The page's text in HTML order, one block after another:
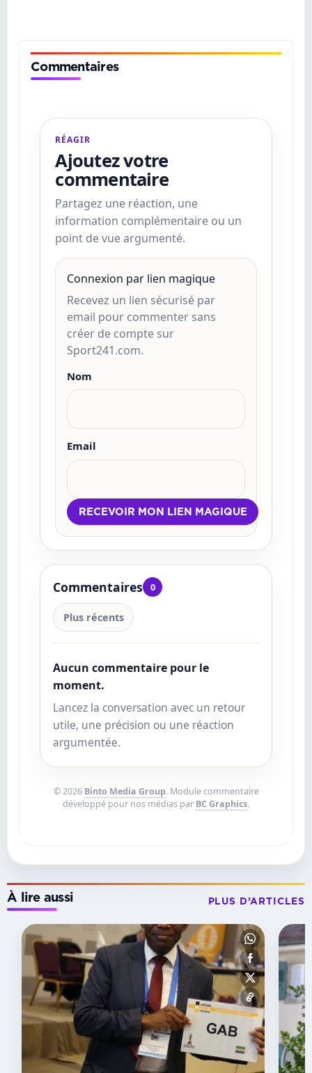
Commentaires
RÉAGIR
Ajoutez votre
commentaire
Partagez une réaction, une
information complémentaire ou un
point de vue argumenté.
Connexion par lien magique
Recevez un lien sécurisé par
email pour commenter sans
créer de compte sur
Sport241.com.
Nom
Email
Commentaires 0
Plus récents
Aucun commentaire pour le
moment.
Lancez la conversation avec un retour
utile, une précision ou une réaction
argumentée.
© 2026 Binto Media Group. Module commentaire
développé pour nos médias par BC Graphics.
À lire aussi PLUS D’ARTICLES
SUSPENS
Ligue
des
champions
CAF :
Mangasport
d’African
Stars